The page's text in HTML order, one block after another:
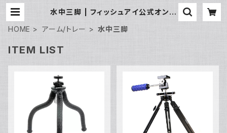
水中三脚 | フィッシュアイ公式オンラ
HOME
アーム/トレー 水中三脚
ITEM LIST